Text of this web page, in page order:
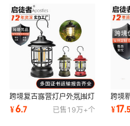
跨境复古露营灯户外氛围灯
多功能野营帐篷灯 手提灯
家用应急马灯
¥6.7 已售 19万+个
跨境
外复
灯家
¥17.5